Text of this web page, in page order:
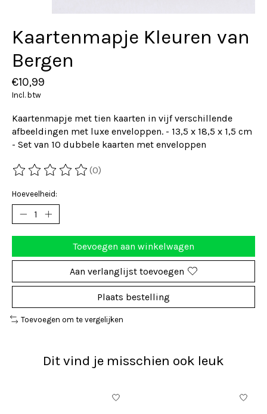
Kaartenmapje Kleuren van
Bergen
€10,99
Incl. btw
Kaartenmapje met tien kaarten in vijf verschillende
afbeeldingen met luxe enveloppen. - 13,5 x 18,5 x 1,5 cm
- Set van 10 dubbele kaarten met enveloppen
De beoordeling van dit product is
(0)
Hoeveelheid:
Toevoegen aan winkelwagen
Aan verlanglijst toevoegen
Plaats bestelling
Toevoegen om te vergelijken
Dit vind je misschien ook leuk
Items van productcarrousel